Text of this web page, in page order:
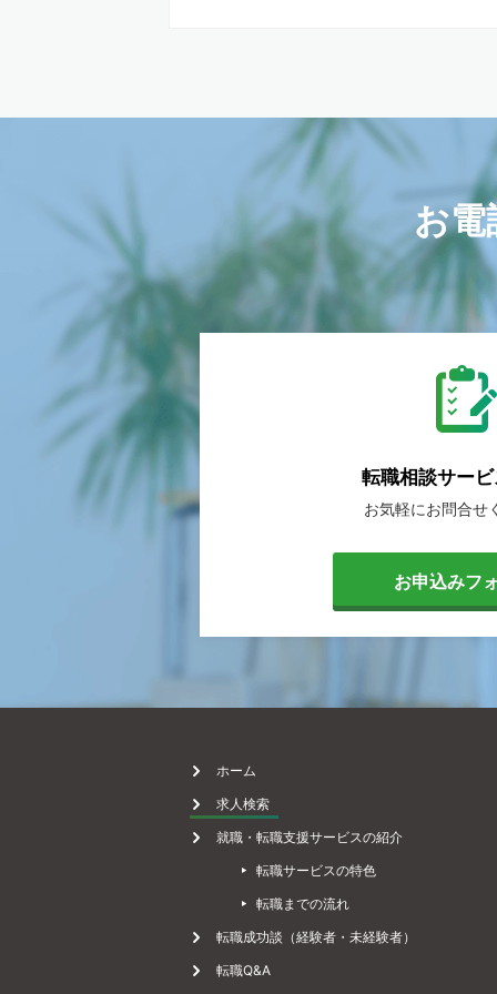
お電
転職相談サー
お気軽にお問合せ
相
談
お申込みフ
ホーム
求人検索
就職・転職支援サービスの紹介
転職サービスの特色
転職までの流れ
転職成功談（経験者・未経験者）
転職Q&A